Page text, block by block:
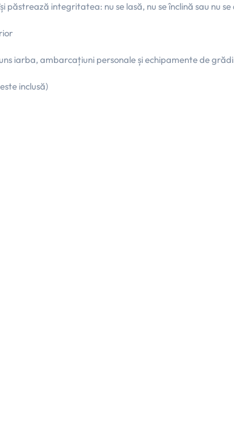
integritatea: nu se lasă, nu se înclină sau nu
iarba, ambarcațiuni personale și echipamente de
inclusă)